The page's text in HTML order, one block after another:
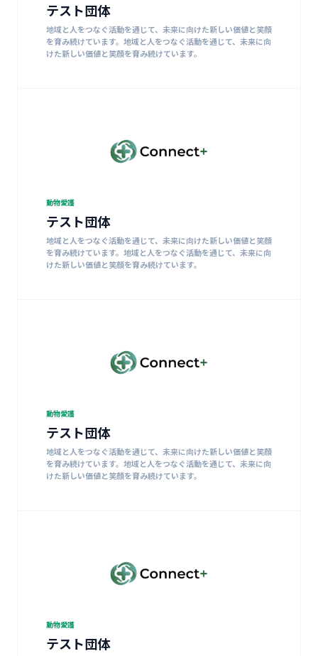
テスト団体
地域と人をつなぐ活動を通じて、未来に向けた新しい価値と笑顔
を育み続けています。地域と人をつなぐ活動を通じて、未来に向
けた新しい価値と笑顔を育み続けています。
動物愛護
テスト団体
地域と人をつなぐ活動を通じて、未来に向けた新しい価値と笑顔
を育み続けています。地域と人をつなぐ活動を通じて、未来に向
けた新しい価値と笑顔を育み続けています。
動物愛護
テスト団体
地域と人をつなぐ活動を通じて、未来に向けた新しい価値と笑顔
を育み続けています。地域と人をつなぐ活動を通じて、未来に向
けた新しい価値と笑顔を育み続けています。
動物愛護
テスト団体